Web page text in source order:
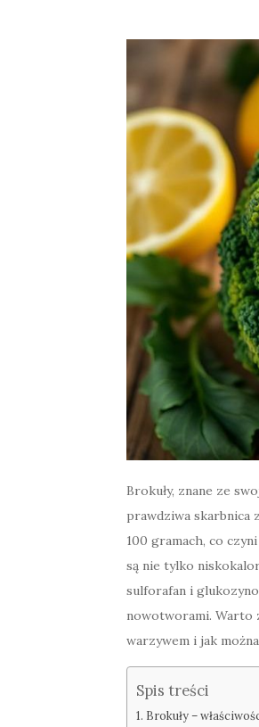
Brokuły, znane ze
prawdziwa skarbnica
100 gramach, co
są nie tylko
sulforafan i
nowotworami. Warto
warzywem i jak
Spis treści
Brokuły –